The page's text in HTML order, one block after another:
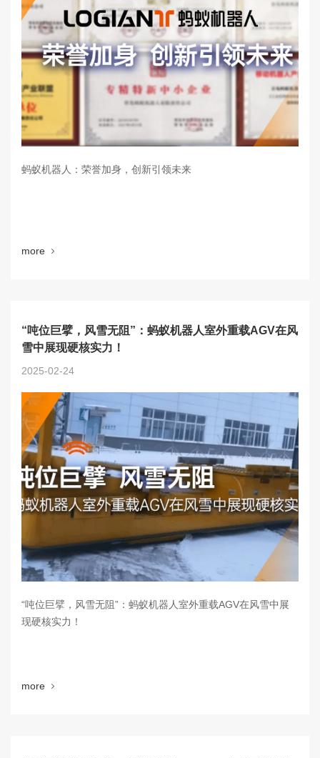
蚂蚁机器人：荣誉加身，创新引领未来
more
“吨位巨擘，风雪无阻”：蚂蚁机器人室外重载AGV在风
雪中展现硬核实力！
2025-02-24
“吨位巨擘，风雪无阻”：蚂蚁机器人室外重载AGV在风雪中展
现硬核实力！
more